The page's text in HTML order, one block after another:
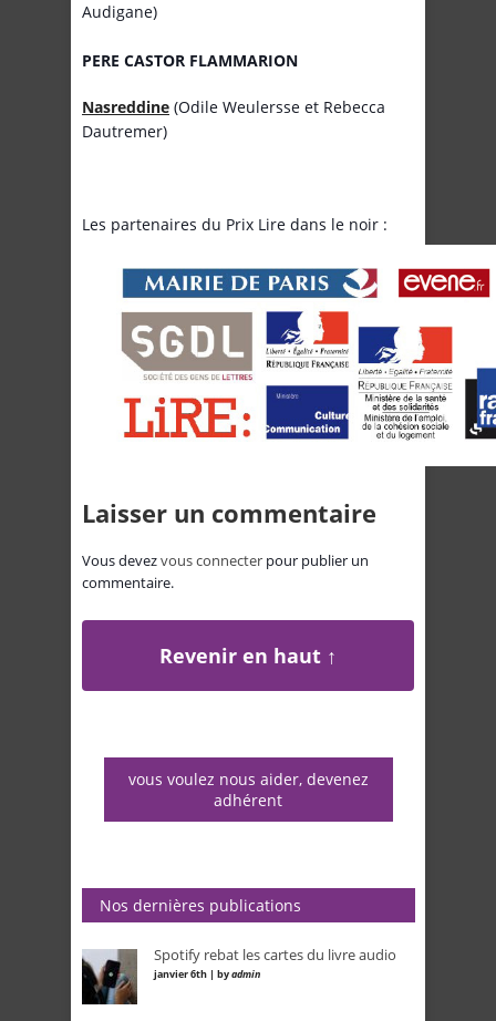
Audigane)
PERE CASTOR FLAMMARION
Nasreddine (Odile Weulersse et Rebecca
Dautremer)
Les partenaires du Prix Lire dans le noir :
Laisser un commentaire
Vous devezvous connecter pour publier un
commentaire.
Revenir en haut ↑
vous voulez nous aider, devenez
adhérent
Nos dernières publications
Spotify rebat les cartes du livre audio
janvier 6th | byadmin